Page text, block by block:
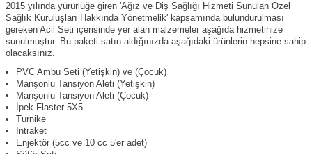
2015 yılında yürürlüğe giren 'Ağız ve Diş Sağlığı Hizmeti Sunulan Özel
Sağlık Kuruluşları Hakkında Yönetmelik' kapsamında bulundurulması
gereken Acil Seti içerisinde yer alan malzemeler aşağıda hizmetinize
sunulmuştur. Bu paketi satın aldığınızda aşağıdaki ürünlerin hepsine sahip
olacaksınız.
PVC Ambu Seti (Yetişkin) ve (Çocuk)
Manşonlu Tansiyon Aleti (Yetişkin)
Manşonlu Tansiyon Aleti (Çocuk)
İpek Flaster 5X5
Turnike
İntraket
Enjektör (5cc ve 10 cc 5'er adet)